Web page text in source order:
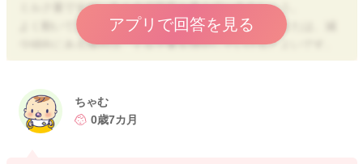
ミルク量ですが、あくまで目安と考えていきましょう。
よく動いて消費量が多いお子さんで、体重が横ばいまたは、減
少傾向にある場合は、ミルク量を増やしていけるとよいです。
夜間や眠りかけている時間のほうが、ミルク量を確保しやすい
燃費がよいお子さんで、体重がお子さんなりに緩やかな右上が
りになっていれば、必要な量の摂取はできていると考えていた
だいて大丈夫ですよ。
アプリで回答を見る
ちゃむ
0歳7カ月